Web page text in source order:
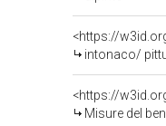
<https://
intonaco/
<https://
Misure del